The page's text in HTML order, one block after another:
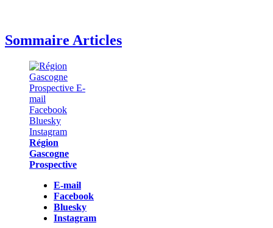
Sommaire Articles
Région
Gascogne
Prospective
E-mail
Facebook
Bluesky
Instagram